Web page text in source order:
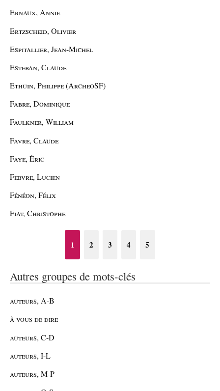
Ernaux, Annie
Ertzscheid, Olivier
Espitallier, Jean-Michel
Esteban, Claude
Ethuin, Philippe (ArcheoSF)
Fabre, Dominique
Faulkner, William
Favre, Claude
Faye, Éric
Febvre, Lucien
Fénéon, Félix
Fiat, Christophe
1 2 3 4 5
Autres groupes de mots-clés
auteurs, A-B
à vous de dire
auteurs, C-D
auteurs, I-L
auteurs, M-P